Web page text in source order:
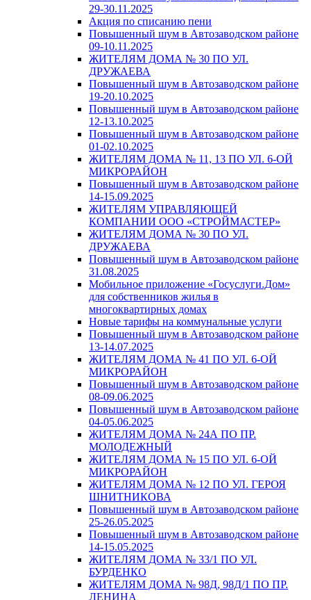
29-30.11.2025
Акция по списанию пени
Повышенный шум в Автозаводском районе
09-10.11.2025
ЖИТЕЛЯМ ДОМА № 30 ПО УЛ.
ДРУЖАЕВА
Повышенный шум в Автозаводском районе
19-20.10.2025
Повышенный шум в Автозаводском районе
12-13.10.2025
Повышенный шум в Автозаводском районе
01-02.10.2025
ЖИТЕЛЯМ ДОМА № 11, 13 ПО УЛ. 6-ОЙ
МИКРОРАЙОН
Повышенный шум в Автозаводском районе
14-15.09.2025
ЖИТЕЛЯМ УПРАВЛЯЮЩЕЙ
КОМПАНИИ ООО «СТРОЙМАСТЕР»
ЖИТЕЛЯМ ДОМА № 30 ПО УЛ.
ДРУЖАЕВА
Повышенный шум в Автозаводском районе
31.08.2025
Мобильное приложение «Госуслуги.Дом»
для собственников жилья в
многоквартирных домах
Новые тарифы на коммунальные услуги
Повышенный шум в Автозаводском районе
13-14.07.2025
ЖИТЕЛЯМ ДОМА № 41 ПО УЛ. 6-ОЙ
МИКРОРАЙОН
Повышенный шум в Автозаводском районе
08-09.06.2025
Повышенный шум в Автозаводском районе
04-05.06.2025
ЖИТЕЛЯМ ДОМА № 24А ПО ПР.
МОЛОДЕЖНЫЙ
ЖИТЕЛЯМ ДОМА № 15 ПО УЛ. 6-ОЙ
МИКРОРАЙОН
ЖИТЕЛЯМ ДОМА № 12 ПО УЛ. ГЕРОЯ
ШНИТНИКОВА
Повышенный шум в Автозаводском районе
25-26.05.2025
Повышенный шум в Автозаводском районе
14-15.05.2025
ЖИТЕЛЯМ ДОМА № 33/1 ПО УЛ.
БУРДЕНКО
ЖИТЕЛЯМ ДОМА № 98Д, 98Д/1 ПО ПР.
ЛЕНИНА